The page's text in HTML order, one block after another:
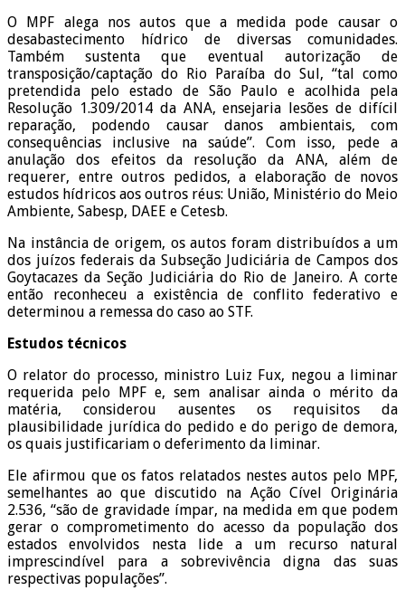
O MPF alega nos autos que a medida pode causar o
desabastecimento hídrico de diversas comunidades.
Também sustenta que eventual autorização de
transposição/captação do Rio Paraíba do Sul, “tal como
pretendida pelo estado de São Paulo e acolhida pela
Resolução 1.309/2014 da ANA, ensejaria lesões de difícil
reparação, podendo causar danos ambientais, com
consequências inclusive na saúde”. Com isso, pede a
anulação dos efeitos da resolução da ANA, além de
requerer, entre outros pedidos, a elaboração de novos
estudos hídricos aos outros réus: União, Ministério do Meio
Ambiente, Sabesp, DAEE e Cetesb.
Na instância de origem, os autos foram distribuídos a um
dos juízos federais da Subseção Judiciária de Campos dos
Goytacazes da Seção Judiciária do Rio de Janeiro. A corte
então reconheceu a existência de conflito federativo e
determinou a remessa do caso ao STF.
Estudos técnicos
O relator do processo, ministro Luiz Fux, negou a liminar
requerida pelo MPF e, sem analisar ainda o mérito da
matéria, considerou ausentes os requisitos da
plausibilidade jurídica do pedido e do perigo de demora,
os quais justificariam o deferimento da liminar.
Ele afirmou que os fatos relatados nestes autos pelo MPF,
semelhantes ao que discutido na Ação Cível Originária
2.536, “são de gravidade ímpar, na medida em que podem
gerar o comprometimento do acesso da população dos
estados envolvidos nesta lide a um recurso natural
imprescindível para a sobrevivência digna das suas
respectivas populações”.